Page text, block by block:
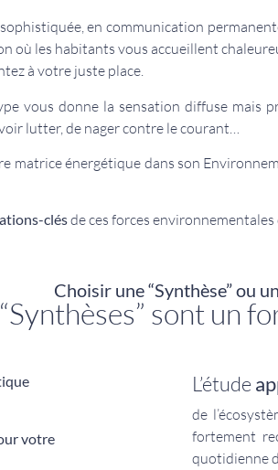
en communication
où les habitants vous accueillent
à votre juste place.
vous donne la sensation diffuse mais
lutter, de nager contre le courant…
matrice énergétique dans son
clésde ces forces
Choisir une “Synthèse” ou
sont un
votre
L’étude
de
fortement
quotidienne